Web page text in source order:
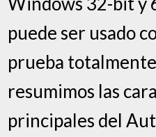
puede ser usado
prueba
resumimos las
principales del